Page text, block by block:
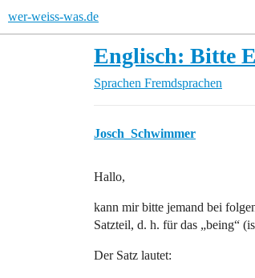
wer-weiss-was.de
Englisch: Bitte
Sprachen Fremdsprachen
Josch_Schwimmer
Hallo,
kann mir bitte jemand bei
Satzteil, d. h. für das „being“
Der Satz lautet: